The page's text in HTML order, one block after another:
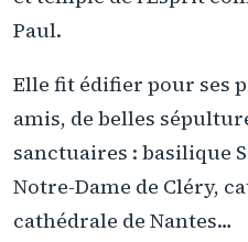
Paul.
Elle fit édifier pour ses
amis, de belles
sanctuaires : basilique
Notre-Dame de Cléry,
cathédrale de Nantes…